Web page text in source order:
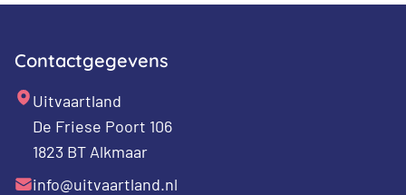
Contactgegevens
Uitvaartland
De Friese Poort 106
1823 BT Alkmaar
info@uitvaartland.nl